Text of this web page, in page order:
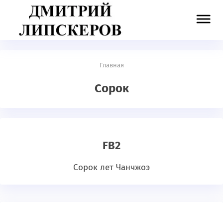
Главная
Сорок
FB2
Сорок лет Чанчжоэ